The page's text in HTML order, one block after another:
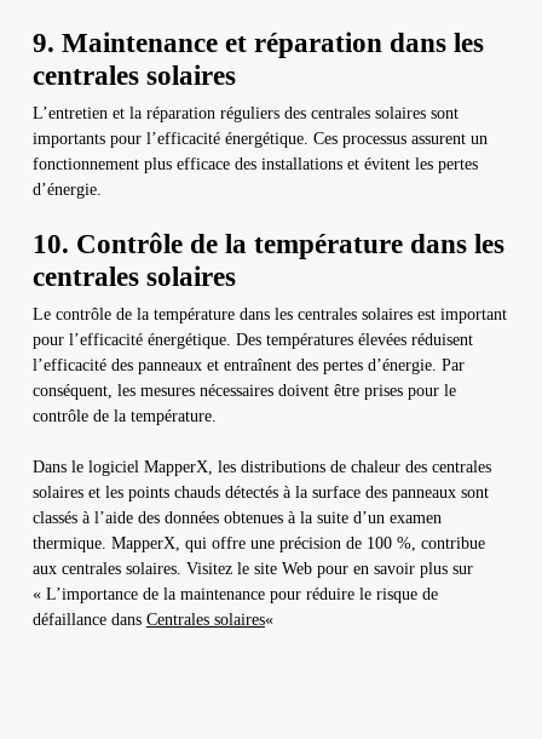
9. Maintenance et réparation dans les
centrales solaires
L’entretien et la réparation réguliers des centrales solaires sont
importants pour l’efficacité énergétique. Ces processus assurent un
fonctionnement plus efficace des installations et évitent les pertes
d’énergie.
10. Contrôle de la température dans les
centrales solaires
Le contrôle de la température dans les centrales solaires est important
pour l’efficacité énergétique. Des températures élevées réduisent
l’efficacité des panneaux et entraînent des pertes d’énergie. Par
conséquent, les mesures nécessaires doivent être prises pour le
contrôle de la température.
Dans le logiciel MapperX, les distributions de chaleur des centrales
solaires et les points chauds détectés à la surface des panneaux sont
classés à l’aide des données obtenues à la suite d’un examen
thermique. MapperX, qui offre une précision de 100 %, contribue
aux centrales solaires. Visitez le site Web pour en savoir plus sur
« L’importance de la maintenance pour réduire le risque de
défaillance dans Centrales solaires«